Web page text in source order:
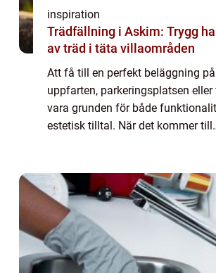
inspiration
Trädfällning i Askim: Trygg
av träd i täta villaområden
Att få till en perfekt beläggning på
uppfarten, parkeringsplatsen eller
vara grunden för både
estetisk tilltal. När det kommer till